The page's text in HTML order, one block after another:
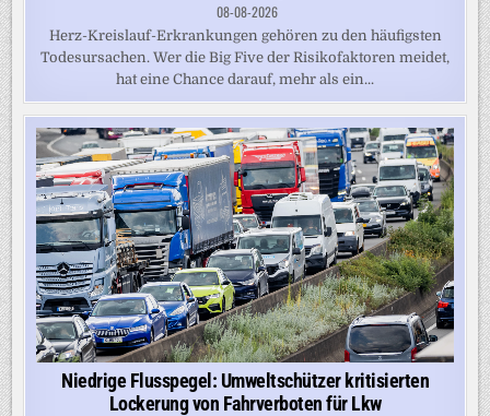
08-08-2026
Herz-Kreislauf-Erkrankungen gehören zu den häufigsten
Todesursachen. Wer die Big Five der Risikofaktoren meidet,
hat eine Chance darauf, mehr als ein...
Niedrige Flusspegel: Umweltschützer kritisierten
Lockerung von Fahrverboten für Lkw